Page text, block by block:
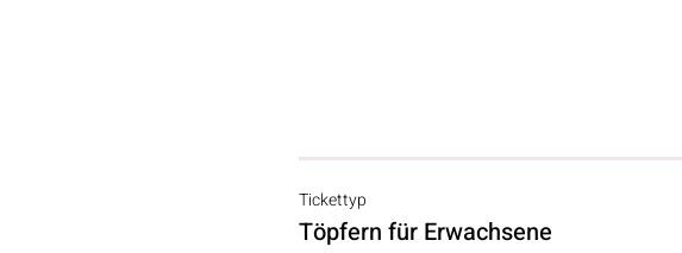
Tickettyp
Töpfern für Erwachsene